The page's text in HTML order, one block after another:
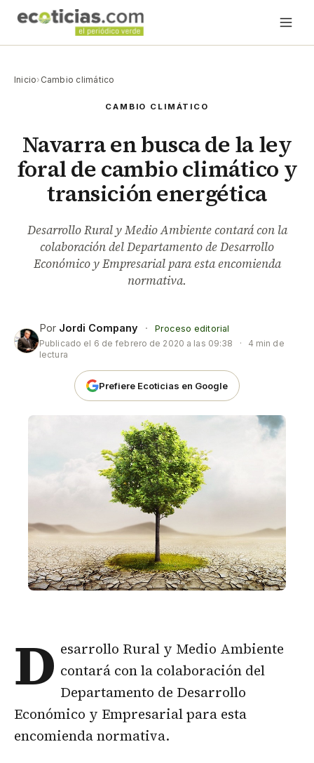
Inicio› Cambio climático
CAMBIO CLIMÁTICO
Navarra en busca de la ley
foral de cambio climático y
transición energética
Desarrollo Rural y Medio Ambiente contará con la
colaboración del Departamento de Desarrollo
Económico y Empresarial para esta encomienda
normativa.
Por Jordi Company ·
Proceso editorial
Publicado el 6 de febrero de 2020 a las 09:38 ·
4 min de
lectura
Prefiere Ecoticias en Google
D esarrollo Rural y Medio Ambiente
contará con la colaboración del
Departamento de Desarrollo
Económico y Empresarial para esta
encomienda normativa.